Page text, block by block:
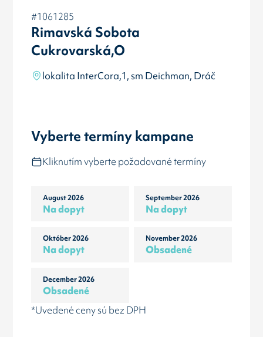
#1061285
Rimavská Sobota
Cukrovarská,O
lokalita InterCora,1, sm Deichman, Dráč
Vyberte termíny kampane
Kliknutím vyberte požadované termíny
August 2026
Na dopyt
September 2026
Na dopyt
Október 2026
Na dopyt
November 2026
Obsadené
December 2026
Obsadené
*Uvedené ceny sú bez DPH